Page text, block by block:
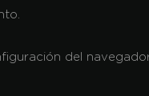
del